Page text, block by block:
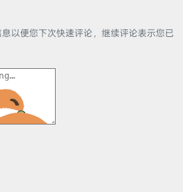
以便您下次快速评论，继续评论表示您已